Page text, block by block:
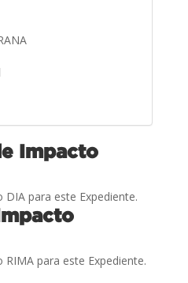
Impacto
para este Expediente.
para este Expediente.